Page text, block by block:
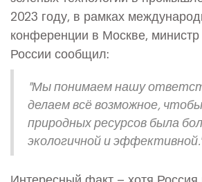
2023 году, в рамках
конференции в Москве, министр
России сообщил:
"Мы понимаем нашу
делаем всё возможное,
природных ресурсов была
экологичной и
Интересный факт – хотя Россия